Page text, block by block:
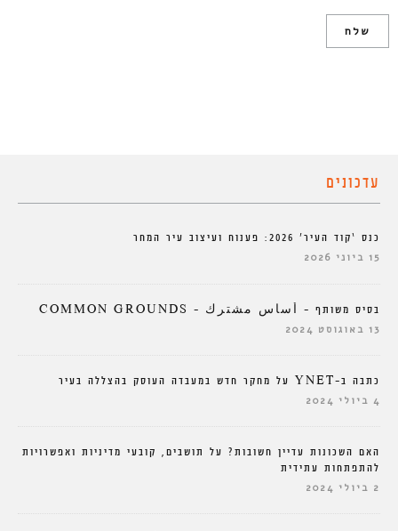
עדכונים
כנס ‘קוד העיר’ 2026: פענוח ועיצוב עיר המחר
15 ביוני 2026
בסיס משותף – أساس مشترك – COMMON GROUNDS
13 באוגוסט 2024
כתבה ב-YNET על מחקר חדש במעבדה העוסק בהצללה בעיר
4 ביולי 2024
האם השכונות עדיין חשובות? על תושבים, קובעי מדיניות ואפשרויות
להתפתחות עתידית
2 ביולי 2024